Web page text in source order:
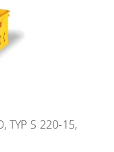
TYP S 220-15,